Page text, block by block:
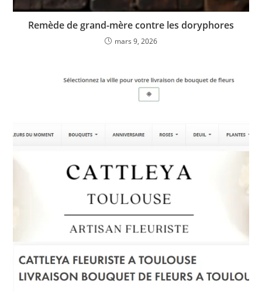
Remède de grand-mère contre les doryphores
mars 9, 2026